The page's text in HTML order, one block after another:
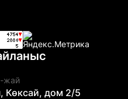
жай
Көксай, дом 2/5